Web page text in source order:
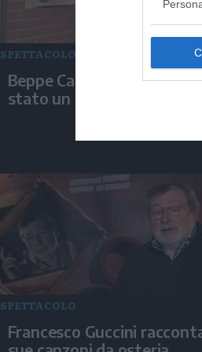
SPETTACOLO
Beppe Carletti: «Guccini è
stato un Nomade»
SPETTACOLO
Francesco Guccini